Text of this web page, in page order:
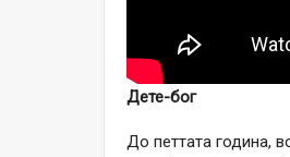
Дете-бог
До петтата година,